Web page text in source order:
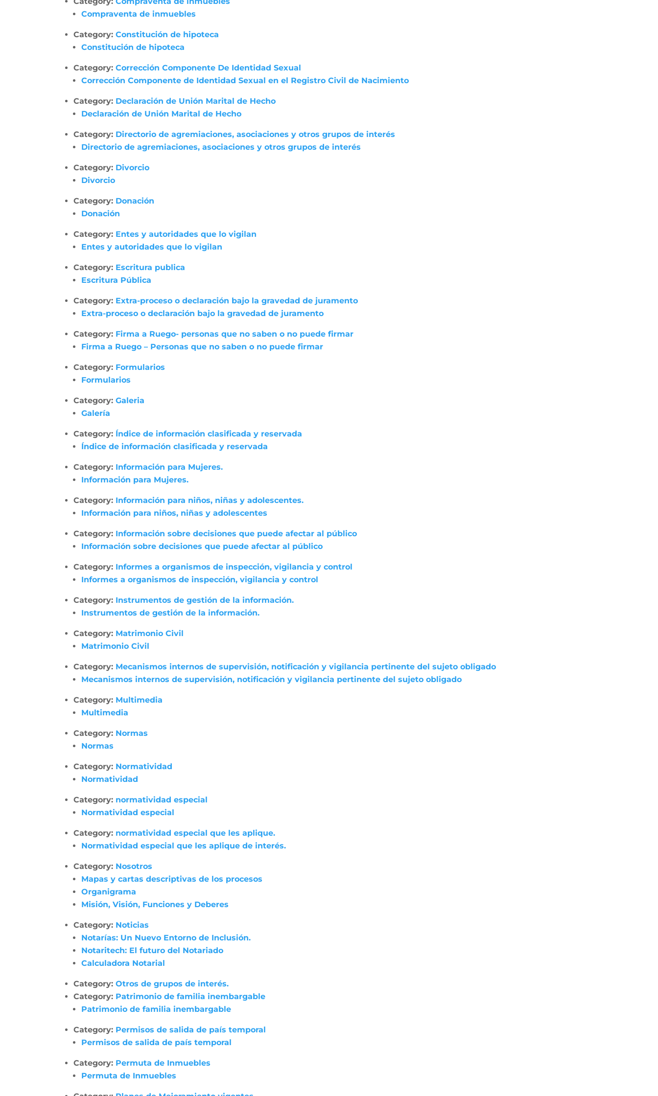
Compraventa de inmuebles
Category:Constitución de hipoteca
Constitución de hipoteca
Category:Corrección Componente De Identidad Sexual
Corrección Componente de Identidad Sexual en el Registro Civil de Nacimiento
Category: Declaración de Unión Marital de Hecho
Declaración de Unión Marital de Hecho
Category: Directorio de agremiaciones, asociaciones y otros grupos de interés
Directorio de agremiaciones, asociaciones y otros grupos de interés
Category: Divorcio
Divorcio
Category: Donación
Donación
Category: Entes y autoridades que lo vigilan
Entes y autoridades que lo vigilan
Category: Escritura publica
Escritura Pública
Category: Extra-proceso o declaración bajo la gravedad de juramento
Extra-proceso o declaración bajo la gravedad de juramento
Category: Firma a Ruego- personas que no saben o no puede firmar
Firma a Ruego – Personas que no saben o no puede firmar
Category: Formularios
Formularios
Category:Galeria
Galería
Category: Índice de información clasificada y reservada
Índice de información clasificada y reservada
Category: Información para Mujeres.
Información para Mujeres.
Category: Información para niños, niñas y adolescentes.
Información para niños, niñas y adolescentes
Category: Información sobre decisiones que puede afectar al público
Información sobre decisiones que puede afectar al público
Category: Informes a organismos de inspección, vigilancia y control
Informes a organismos de inspección, vigilancia y control
Category: Instrumentos de gestión de la información.
Instrumentos de gestión de la información.
Category: Matrimonio Civil
Matrimonio Civil
Category: Mecanismos internos de supervisión, notificación y vigilancia pertinente del sujeto obligado
Mecanismos internos de supervisión, notificación y vigilancia pertinente del sujeto obligado
Category: Multimedia
Multimedia
Category: Normas
Normas
Category: Normatividad
Normatividad
Category: normatividad especial
Normatividad especial
Category: normatividad especial que les aplique.
Normatividad especial que les aplique de interés.
Category: Nosotros
Mapas y cartas descriptivas de los procesos
Organigrama
Misión, Visión, Funciones y Deberes
Category: Noticias
Notarías: Un Nuevo Entorno de Inclusión.
Notaritech: El futuro del Notariado
Calculadora Notarial
Category:Otros de grupos de interés.
Category: Patrimonio de familia inembargable
Patrimonio de familia inembargable
Category: Permisos de salida de país temporal
Permisos de salida de país temporal
Category: Permuta de Inmuebles
Permuta de Inmuebles